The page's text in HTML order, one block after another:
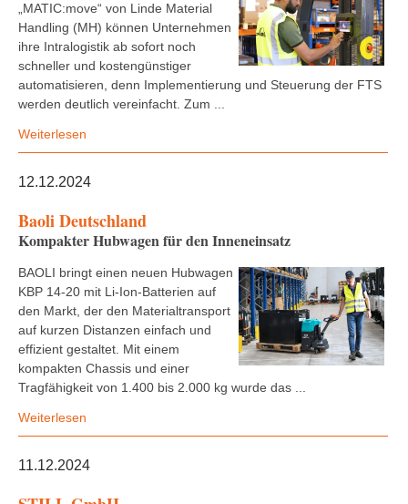
„MATIC:move“ von Linde Material
Handling (MH) können Unternehmen
ihre Intralogistik ab sofort noch
schneller und kostengünstiger
automatisieren, denn Implementierung und Steuerung der FTS
werden deutlich vereinfacht. Zum ...
Weiterlesen
12.12.2024
Baoli Deutschland
Kompakter Hubwagen für den Inneneinsatz
BAOLI bringt einen neuen Hubwagen
KBP 14-20 mit Li-Ion-Batterien auf
den Markt, der den Materialtransport
auf kurzen Distanzen einfach und
effizient gestaltet. Mit einem
kompakten Chassis und einer
Tragfähigkeit von 1.400 bis 2.000 kg wurde das ...
Weiterlesen
11.12.2024